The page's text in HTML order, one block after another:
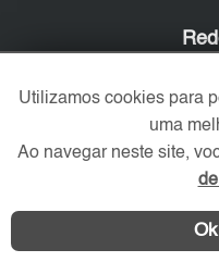
Utilizamos cookies para
uma
Ao navegar neste site,